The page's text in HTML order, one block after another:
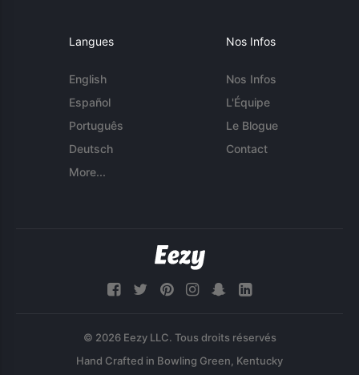
Langues
English
Español
Português
Deutsch
More...
Nos Infos
Nos Infos
L'Équipe
Le Blogue
Contact
© 2026 Eezy LLC. Tous droits réservés